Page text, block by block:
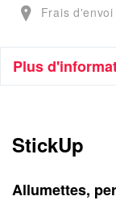
Frais d'envoi
Plus
StickUp
Allumettes,